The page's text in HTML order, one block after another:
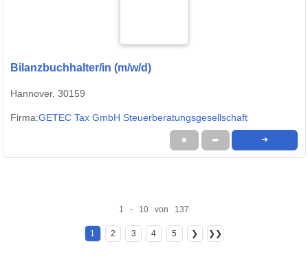
Bilanzbuchhalter/in (m/w/d)
Hannover, 30159
Firma:GETEC Tax GmbH Steuerberatungsgesellschaft
★ ➦ ➜
1 - 10 von 137
1 2 3 4 5 ❯ ❯❯